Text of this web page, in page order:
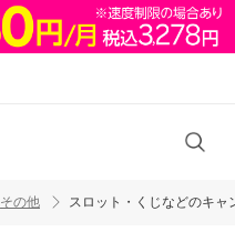
その他 スロット・くじなどのキャ